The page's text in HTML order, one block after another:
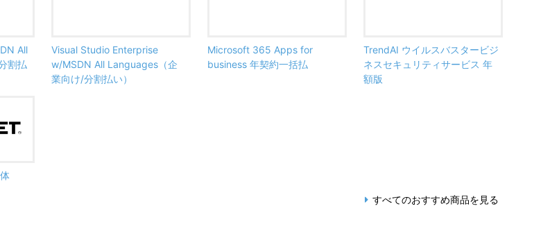
All
割払
Visual Studio Enterprise
w/MSDN All Languages（企
業向け/分割払い）
Microsoft 365 Apps for
business 年契約一括払
TrendAI ウイルスバスタービジ
ネスセキュリティサービス 年
額版
すべてのおすすめ商品を見る